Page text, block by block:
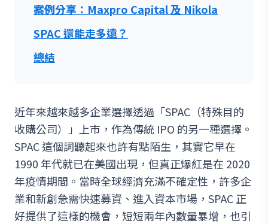
案例分享：Maxpro Capital 及 Nikola
SPAC 還能走多遠？
總結
近年來越來越多企業選擇透過「SPAC（特殊目的
收購公司）」上市，作為傳統 IPO 的另一種選擇。
SPAC 這個詞聽起來也許有點陌生，其實它早在
1990 年代就已在美國出現，但真正爆紅是在 2020
年疫情期間。當時全球經濟充滿不確定性，許多企
業和新創急需快速募資、進入資本市場，SPAC 正
好提供了這樣的機會，短短兩年內數量暴增，也引